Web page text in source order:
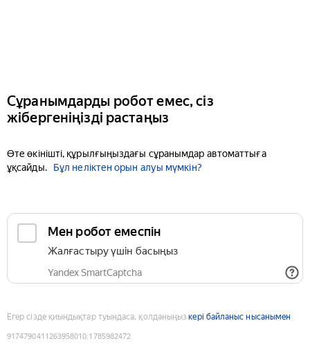
Сұранымдарды робот емес, сіз
жібергеніңізді растаңыз
Өте өкінішті, құрылғыңыздағы сұранымдар автоматтыға
ұқсайды.
Бұл неліктен орын алуы мүмкін?
Мен робот емеспін
Жалғастыру үшін басыңыз
Yandex SmartCaptcha
Егер сізде қиындықтар туындаса, қолданыңыз кері байланыс нысанымен
9174790411263958010:1785982472